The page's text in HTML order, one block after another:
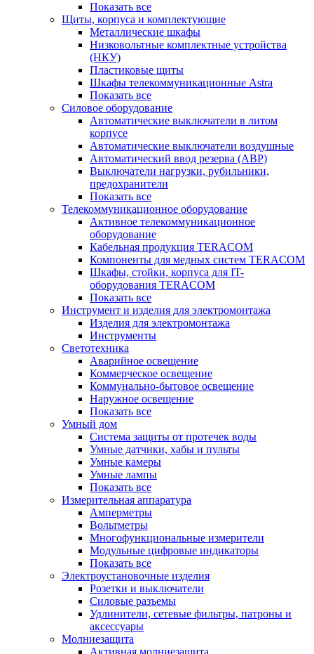
Показать все
Щиты, корпуса и комплектующие
Металлические шкафы
Низковольтные комплектные устройства
(НКУ)
Пластиковые щиты
Шкафы телекоммуникационные Astra
Показать все
Силовое оборудование
Автоматические выключатели в литом
корпусе
Автоматические выключатели воздушные
Автоматический ввод резерва (АВР)
Выключатели нагрузки, рубильники,
предохранители
Показать все
Телекоммуникационное оборудование
Активное телекоммуникационное
оборудование
Кабельная продукция TERACOM
Компоненты для медных систем TERACOM
Шкафы, стойки, корпуса для IT-
оборудования TERACOM
Показать все
Инструмент и изделия для электромонтажа
Изделия для электромонтажа
Инструменты
Светотехника
Аварийное освещение
Коммерческое освещение
Коммунально-бытовое освещение
Наружное освещение
Показать все
Умный дом
Система защиты от протечек воды
Умные датчики, хабы и пульты
Умные камеры
Умные лампы
Показать все
Измерительная аппаратура
Амперметры
Вольтметры
Многофункциональные измерители
Модульные цифровые индикаторы
Показать все
Электроустановочные изделия
Розетки и выключатели
Силовые разъемы
Удлинители, сетевые фильтры, патроны и
аксессуары
Молниезащита
Активная молниезащита